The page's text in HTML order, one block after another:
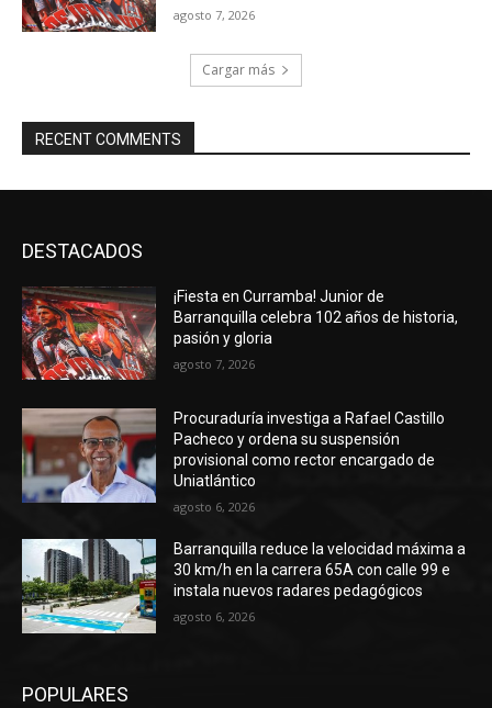
agosto 7, 2026
Cargar más
RECENT COMMENTS
DESTACADOS
¡Fiesta en Curramba! Junior de
Barranquilla celebra 102 años de historia,
pasión y gloria
agosto 7, 2026
Procuraduría investiga a Rafael Castillo
Pacheco y ordena su suspensión
provisional como rector encargado de
Uniatlántico
agosto 6, 2026
Barranquilla reduce la velocidad máxima a
30 km/h en la carrera 65A con calle 99 e
instala nuevos radares pedagógicos
agosto 6, 2026
POPULARES